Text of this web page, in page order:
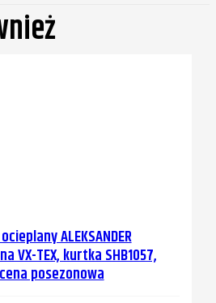
ALEKSANDER
VX-TEX, kurtka SHB1057,
posezonowa